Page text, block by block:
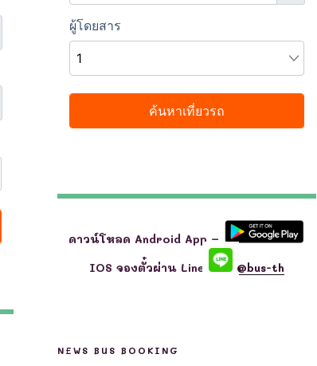
ดาวน์โหลด Android App –
IOS จองตั๋วผ่าน Line
@bus-th
NEWS BUS BOOKING